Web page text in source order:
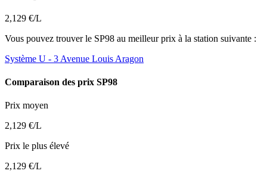
2,129 €/L
Vous pouvez trouver le SP98 au meilleur prix à la station suivante :
Système U - 3 Avenue Louis Aragon
Comparaison des prix SP98
Prix moyen
2,129 €/L
Prix le plus élevé
2,129 €/L